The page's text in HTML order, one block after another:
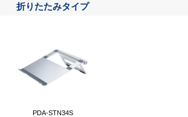
折りたたみタイプ
PDA-STN34S